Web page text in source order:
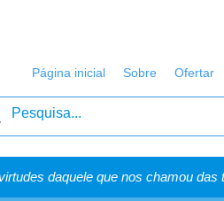
Página inicial Sobre Ofertar
daquele que nos chamou